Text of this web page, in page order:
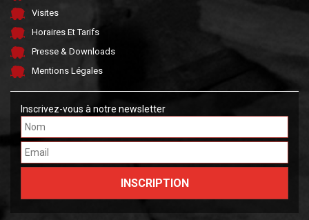
Visites
Horaires Et Tarifs
Presse & Downloads
Mentions Légales
Inscrivez-vous à notre newsletter